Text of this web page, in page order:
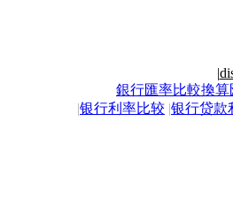
|
銀行匯率比較換算
|银行利率比较 |银行贷款